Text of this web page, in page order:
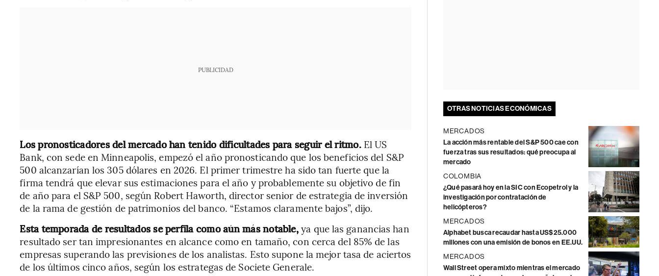
PUBLICIDAD
Los pronosticadores del mercado han tenido dificultades para seguir el ritmo.El US
Bank, con sede en Minneapolis, empezó el año pronosticando que los beneficios del S&P
500 alcanzarían los 305 dólares en 2026. El primer trimestre ha sido tan fuerte que la
firma tendrá que elevar sus estimaciones para el año y probablemente su objetivo de fin
de año para el S&P 500, según Robert Haworth, director senior de estrategia de inversión
de la rama de gestión de patrimonios del banco. “Estamos claramente bajos”, dijo.
Esta temporada de resultados se perfila como aún más notable,ya que las ganancias han
resultado ser tan impresionantes en alcance como en tamaño, con cerca del 85% de las
empresas superando las previsiones de los analistas. Esto supone la mejor tasa de aciertos
de los últimos cinco años, según los estrategas de Societe Generale.
OTRAS NOTICIAS ECONÓMICAS
MERCADOS
La acción más rentable del S&P 500 cae con
fuerza tras sus resultados: qué preocupa al
mercado
COLOMBIA
¿Qué pasará hoy en la SIC con Ecopetrol y la
investigación por contratación de
helicópteros?
MERCADOS
Alphabet busca recaudar hasta US$25.000
millones con una emisión de bonos en EE.UU.
MERCADOS
Wall Street opera mixto mientras el mercado